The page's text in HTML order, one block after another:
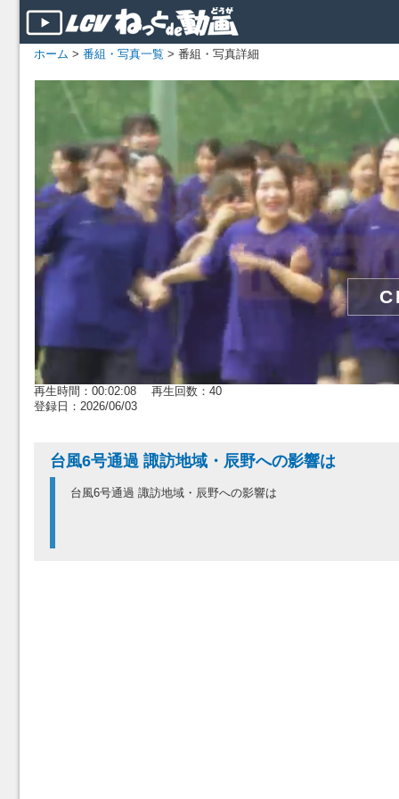
ホーム > 番組・写真一覧 > 番組・写真詳細
再生時間：00:02:08 再生回数：40
登録日：2026/06/03
台風6号通過 諏訪地域・辰野への影響は
台風6号通過 諏訪地域・辰野への影響は